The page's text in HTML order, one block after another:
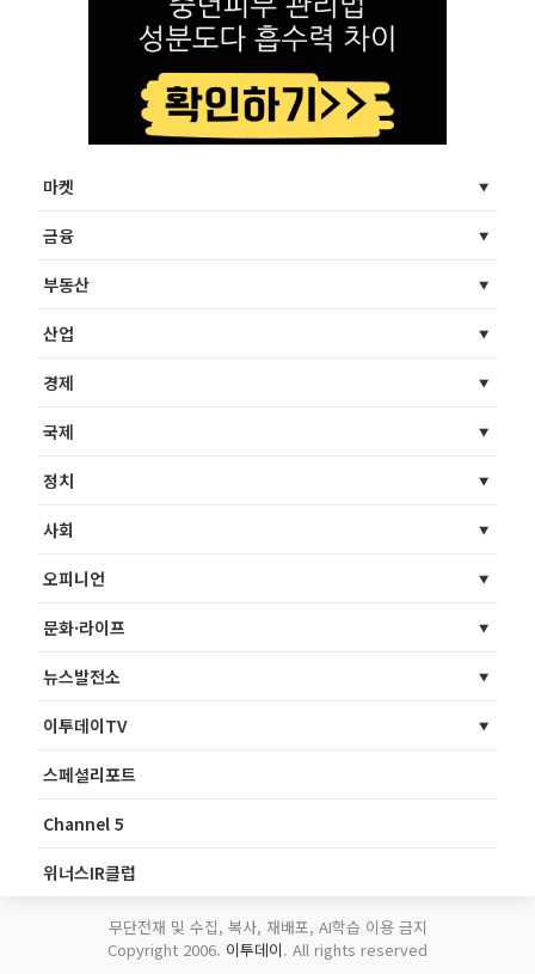
마켓
금융
부동산
산업
경제
국제
정치
사회
오피니언
문화·라이프
뉴스발전소
이투데이TV
스페셜리포트
Channel 5
위너스IR클럽
무단전재 및 수집, 복사, 재배포, AI학습 이용 금지
Copyright 2006. 이투데이. All rights reserved